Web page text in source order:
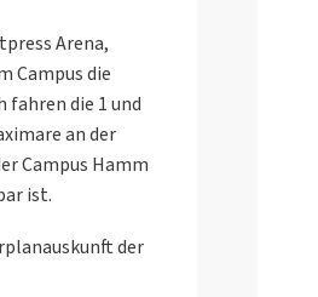
Arena,
Campus die
fahren die 1 und
an der
Campus Hamm
ist.
der